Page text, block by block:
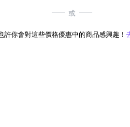
或
許你會對這些價格優惠中的商品感興趣！